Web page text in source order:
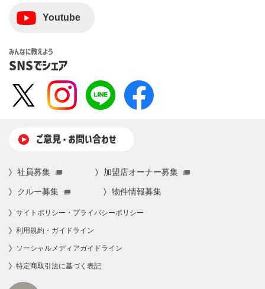
Youtube
みんなに教えよう
SNSでシェア
ご意⾒・お問い合わせ
社員募集 加盟店オーナー募集
クルー募集 物件情報募集
サイトポリシー・プライバシーポリシー
利⽤規約・ガイドライン
ソーシャルメディアガイドライン
特定商取引法に基づく表記